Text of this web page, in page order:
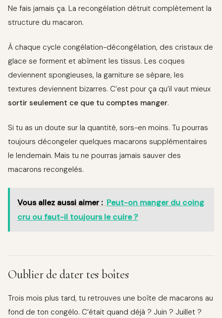
Ne fais jamais ça. La recongélation détruit complètement la
structure du macaron.
À chaque cycle congélation-décongélation, des cristaux de
glace se forment et abîment les tissus. Les coques
deviennent spongieuses, la garniture se sépare, les
textures deviennent bizarres. C’est pour ça qu’il vaut mieux
sortir seulement ce que tu comptes manger.
Si tu as un doute sur la quantité, sors-en moins. Tu pourras
toujours décongeler quelques macarons supplémentaires
le lendemain. Mais tu ne pourras jamais sauver des
macarons recongelés.
Vous allez aussi aimer : Peut-on manger du coing
cru ou faut-il toujours le cuire ?
Oublier de dater tes boîtes
Trois mois plus tard, tu retrouves une boîte de macarons au
fond de ton congélo. C’était quand déjà ? Juin ? Juillet ?